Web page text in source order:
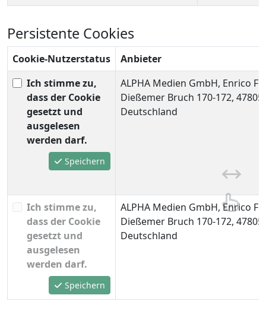
Persistente Cookies
Cookie-Nutzerstatus
Anbieter
Ich stimme zu,
dass der Cookie
gesetzt und
ausgelesen
werden darf.
Speichern
ALPHA Medien GmbH, Enrico
Dießemer Bruch 170-172,
Deutschland
Ich stimme zu,
dass der Cookie
gesetzt und
ausgelesen
werden darf.
Speichern
ALPHA Medien GmbH, Enrico
Dießemer Bruch 170-172,
Deutschland